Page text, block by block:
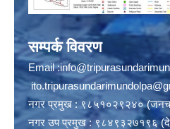
सम्पर्क विवरण
Email :
नगर प्रमुख : ९८५१०२९२४०
नगर उप प्रमुख : ९८४९३२७१९६